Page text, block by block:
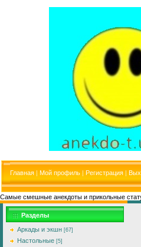
Главная | Мой профиль | Регистрация |
Самые смешные анекдоты и прикольные
Разделы
Аркады и экшн [67]
Настольные [5]